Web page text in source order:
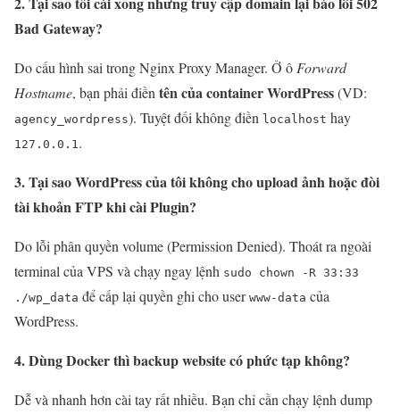
Bad Gateway?
Do cấu hình sai trong Nginx Proxy Manager. Ở ô Forward
Hostname, bạn phải điền tên của container WordPress(VD:
agency_wordpress). Tuyệt đối không điền localhost hay
127.0.0.1.
3. Tại sao WordPress của tôi không cho upload ảnh hoặc đòi
tài khoản FTP khi cài Plugin?
Do lỗi phân quyền volume (Permission Denied). Thoát ra ngoài
terminal của VPS và chạy ngay lệnh sudo chown -R 33:33
./wp_data để cấp lại quyền ghi cho user www-data của
WordPress.
4. Dùng Docker thì backup website có phức tạp không?
Dễ và nhanh hơn cài tay rất nhiều. Bạn chỉ cần chạy lệnh dump